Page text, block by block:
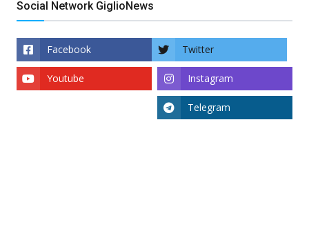
Social Network GiglioNews
Facebook Twitter
Instagram
Youtube
Telegram